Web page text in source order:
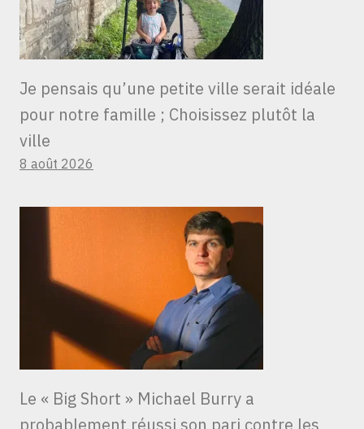
Je pensais qu’une petite ville serait idéale
pour notre famille ; Choisissez plutôt la
ville
8 août 2026
Le « Big Short » Michael Burry a